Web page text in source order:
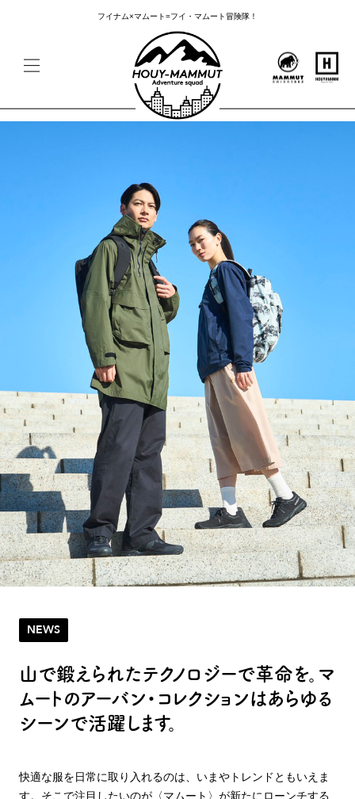
フイナム×マムート=フイ・マムート冒険隊！
NEWS
山で鍛えられたテクノロジーで革命を。マ
ムートのアーバン・コレクションはあらゆる
シーンで活躍します。
快適な服を日常に取り入れるのは、いまやトレンドともいえま
す。そこで注目したいのが〈マムート〉が新たにローンチする